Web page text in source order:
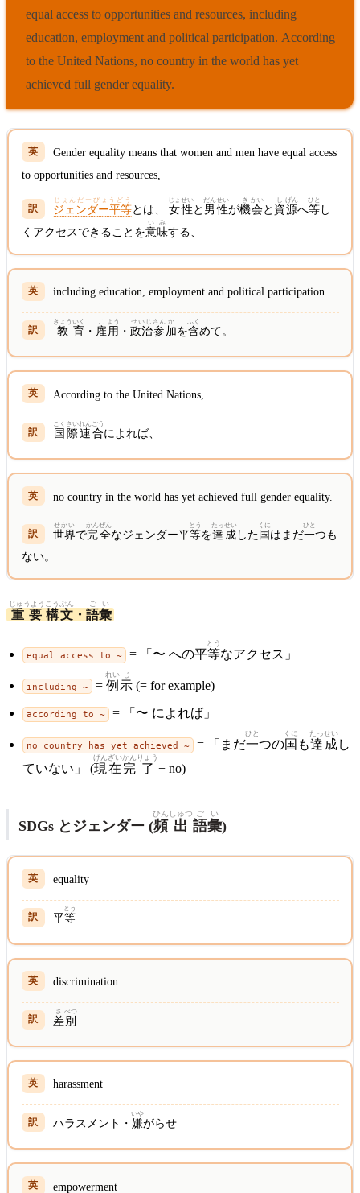
equal access to opportunities and resources, including
education, employment and political participation. According
to the United Nations, no country in the world has yet
achieved full gender equality.
Gender equality means that women and men have equal access
to opportunities and resources,
ジェンダー平等
じぇんだーびょうどう
とは、女
じょ
性
せい
と 男
だん
性
せい
が機
き
会
かい
と 資
し
源
げん
へ等
ひと
し
くアクセスできることを意
い
味
み
する、
including education, employment and political participation.
教
きょう
育
いく
・ 雇
こ
用
よう
・政治
せいじ
参
さん
加
か
を含
ふく
めて。
According to the United Nations,
国
こく
際
さい
連
れん
合
ごう
によれば、
no country in the world has yet achieved full gender equality.
世界
せかい
で完
かん
全
ぜん
なジェンダー平等
とう
を達
たっ
成
せい
した 国
くに
はまだ一
ひと
つも
ない。
重要
じゅうよう
構文
こうぶん
・ 語
ご
彙
い
equal access to ~ = 「〜 への平等
とう
なアクセス」
including ~ = 例
れい
示
じ
(= for example)
according to ~ = 「〜 によれば」
no country has yet achieved ~ = 「まだ一
ひと
つの国
くに
も達
たっ
成
せい
し
ていない」 (現
げん
在
ざい
完
かん
了
りょう
+ no)
SDGs とジェンダー (頻
ひん
出
しゅつ
語
ご
彙
い
)
equality
平等
とう
discrimination
差
さ
別
べつ
harassment
ハラスメント・嫌
いや
がらせ
empowerment